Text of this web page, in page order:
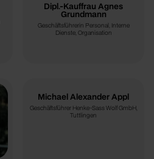
Dipl.-Kauffrau Agnes
Grundmann
Geschäftsführerin Personal, Interne
Dienste, Organisation
Michael Alexander Appl
Geschäftsführer Henke-Sass Wolf GmbH,
Tuttlingen